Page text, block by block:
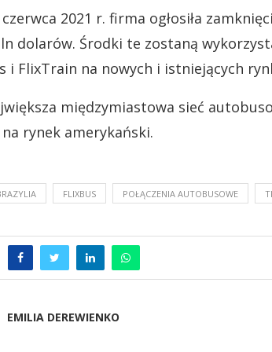
2021 r. firma ogłosiła
dolarów. Środki te zostaną
i FlixTrain na nowych i istniejących
międzymiastowa sieć
na rynek amerykański.
FLIXBUS POŁĄCZENIA AUTOBUSOWE
EMILIA DEREWIENKO